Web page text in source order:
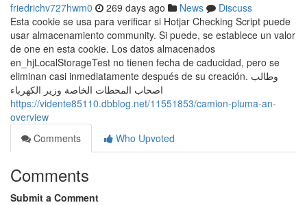
friedrichv727hwm0 269 days ago News
Discuss
Esta cookie se usa para verificar si Hotjar Checking Script puede
usar almacenamiento community. Si puede, se establece un valor
de one en esta cookie. Los datos almacenados
en_hjLocalStorageTest no tienen fecha de caducidad, pero se
eliminan casi inmediatamente después de su creación. وطالب
اصحاب المحطات الخاصة وزير الكهرباء
https://vidente85110.dbblog.net/11551853/camion-pluma-an-
overview
Comments
Who Upvoted
Comments
Submit a Comment